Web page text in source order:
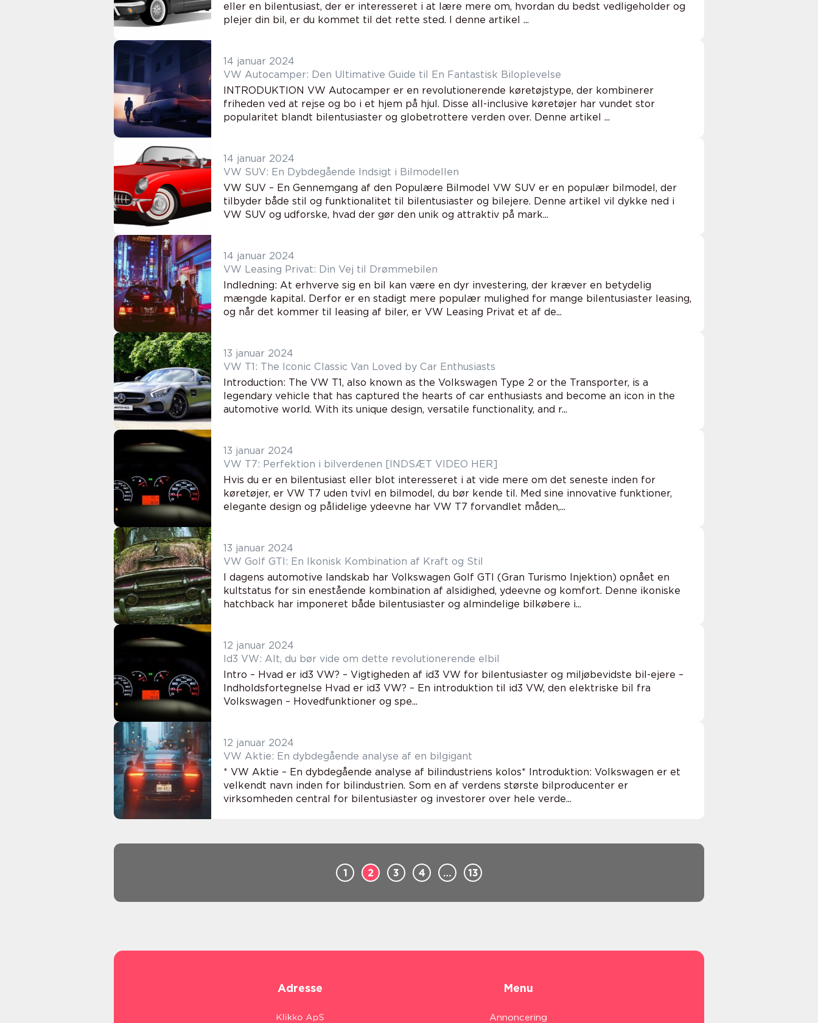
eller en bilentusiast, der er interesseret i at lære mere om, hvordan du bedst vedligeholder og
plejer din bil, er du kommet til det rette sted. I denne artikel ...
14 januar 2024
VW Autocamper: Den Ultimative Guide til En Fantastisk Biloplevelse
INTRODUKTION VW Autocamper er en revolutionerende køretøjstype, der kombinerer
friheden ved at rejse og bo i et hjem på hjul. Disse all-inclusive køretøjer har vundet stor
popularitet blandt bilentusiaster og globetrottere verden over. Denne artikel ...
14 januar 2024
VW SUV: En Dybdegående Indsigt i Bilmodellen
VW SUV – En Gennemgang af den Populære Bilmodel VW SUV er en populær bilmodel, der
tilbyder både stil og funktionalitet til bilentusiaster og bilejere. Denne artikel vil dykke ned i
VW SUV og udforske, hvad der gør den unik og attraktiv på mark...
14 januar 2024
VW Leasing Privat: Din Vej til Drømmebilen
Indledning: At erhverve sig en bil kan være en dyr investering, der kræver en betydelig
mængde kapital. Derfor er en stadigt mere populær mulighed for mange bilentusiaster leasing,
og når det kommer til leasing af biler, er VW Leasing Privat et af de...
13 januar 2024
VW T1: The Iconic Classic Van Loved by Car Enthusiasts
Introduction: The VW T1, also known as the Volkswagen Type 2 or the Transporter, is a
legendary vehicle that has captured the hearts of car enthusiasts and become an icon in the
automotive world. With its unique design, versatile functionality, and r...
13 januar 2024
VW T7: Perfektion i bilverdenen [INDSÆT VIDEO HER]
Hvis du er en bilentusiast eller blot interesseret i at vide mere om det seneste inden for
køretøjer, er VW T7 uden tvivl en bilmodel, du bør kende til. Med sine innovative funktioner,
elegante design og pålidelige ydeevne har VW T7 forvandlet måden,...
13 januar 2024
VW Golf GTI: En Ikonisk Kombination af Kraft og Stil
I dagens automotive landskab har Volkswagen Golf GTI (Gran Turismo Injektion) opnået en
kultstatus for sin enestående kombination af alsidighed, ydeevne og komfort. Denne ikoniske
hatchback har imponeret både bilentusiaster og almindelige bilkøbere i...
12 januar 2024
Id3 VW: Alt, du bør vide om dette revolutionerende elbil
Intro – Hvad er id3 VW? – Vigtigheden af id3 VW for bilentusiaster og miljøbevidste bil-ejere –
Indholdsfortegnelse Hvad er id3 VW? – En introduktion til id3 VW, den elektriske bil fra
Volkswagen – Hovedfunktioner og spe...
12 januar 2024
VW Aktie: En dybdegående analyse af en bilgigant
* VW Aktie – En dybdegående analyse af bilindustriens kolos* Introduktion: Volkswagen er et
velkendt navn inden for bilindustrien. Som en af verdens største bilproducenter er
virksomheden central for bilentusiaster og investorer over hele verde...
1 2 3 4 … 13
Adresse Menu
Annoncering